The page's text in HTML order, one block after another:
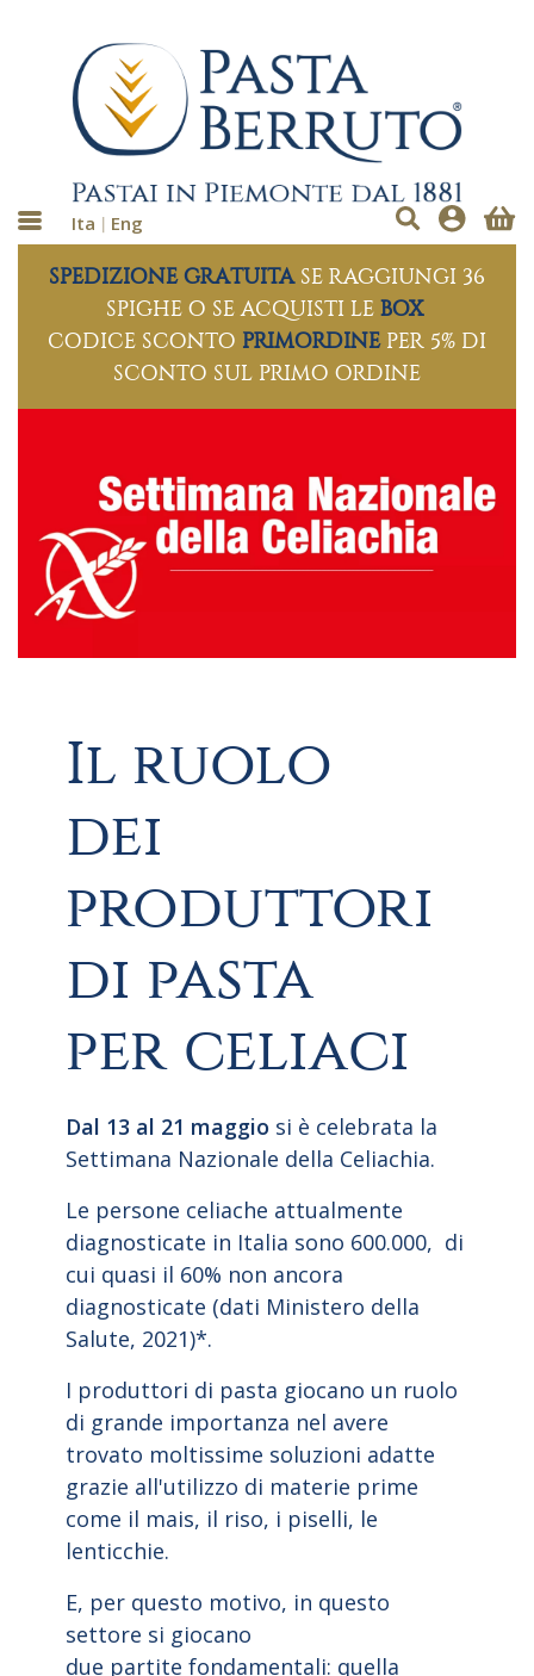
Ita Eng
SPEDIZIONE GRATUITA SE RAGGIUNGI 36
SPIGHE O SE ACQUISTI LE BOX
CODICE SCONTO PRIMORDINE PER 5% DI
SCONTO SUL PRIMO ORDINE
Il ruolo
dei
produttori
di pasta
per celiaci
Dal 13 al 21 maggio si è celebrata la
Settimana Nazionale della Celiachia.
Le persone celiache attualmente
diagnosticate in Italia sono 600.000, di
cui quasi il 60% non ancora
diagnosticate (dati Ministero della
Salute, 2021)*.
I produttori di pasta giocano un ruolo
di grande importanza nel avere
trovato moltissime soluzioni adatte
grazie all'utilizzo di materie prime
come il mais, il riso, i piselli, le
lenticchie.
E, per questo motivo, in questo
settore si giocano
due partite fondamentali: quella